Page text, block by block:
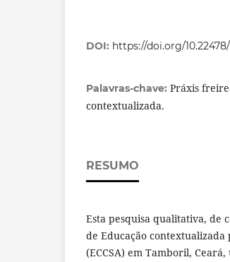
DOI: https://doi.org/
Palavras-chave: Práxis
contextualizada.
RESUMO
Esta pesquisa qualitativa, de
de Educação
(ECCSA) em Tamboril,